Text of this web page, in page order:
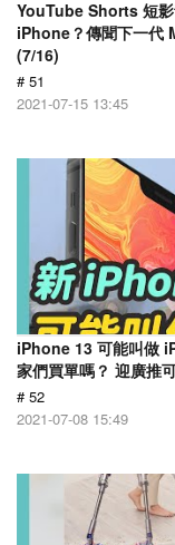
YouTube Shorts 短
iPhone？傳聞下一代
(7/16)
# 51
2021-07-15 13:45
iPhone 13 可能叫做
家們買單嗎？ 迎廣推
# 52
2021-07-08 15:49